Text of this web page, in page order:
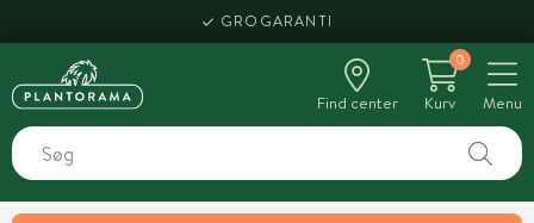
GROGARANTI
Find center
0
Kurv
Menu